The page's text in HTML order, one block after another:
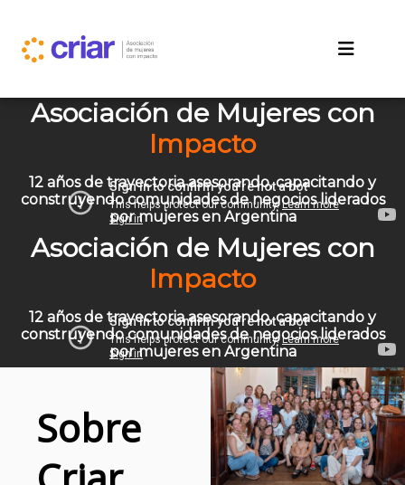
Asociación de Mujeres con
Impacto
12 años de trayectoria asesorando, capacitando y
construyendo comunidades de negocios liderados
por mujeres en Argentina
Asociación de Mujeres con
Impacto
12 años de trayectoria asesorando, capacitando y
construyendo comunidades de negocios liderados
por mujeres en Argentina
Sobre